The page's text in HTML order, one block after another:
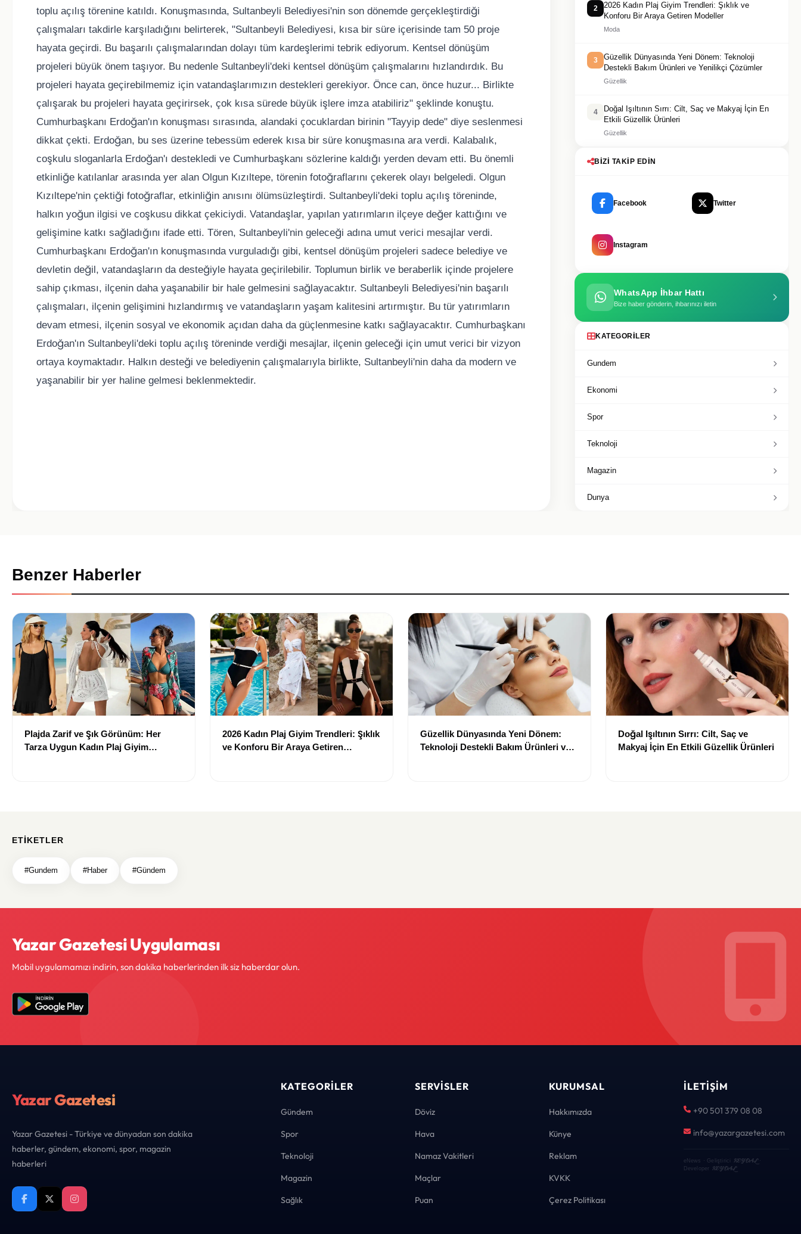
toplu açılış törenine katıldı. Konuşmasında, Sultanbeyli Belediyesi'nin son dönemde gerçekleştirdiği
çalışmaları takdirle karşıladığını belirterek, "Sultanbeyli Belediyesi, kısa bir süre içerisinde tam 50 proje
hayata geçirdi. Bu başarılı çalışmalarından dolayı tüm kardeşlerimi tebrik ediyorum. Kentsel dönüşüm
projeleri büyük önem taşıyor. Bu nedenle Sultanbeyli'deki kentsel dönüşüm çalışmalarını hızlandırdık. Bu
projeleri hayata geçirebilmemiz için vatandaşlarımızın destekleri gerekiyor. Önce can, önce huzur... Birlikte
çalışarak bu projeleri hayata geçirirsek, çok kısa sürede büyük işlere imza atabiliriz" şeklinde konuştu.
Cumhurbaşkanı Erdoğan'ın konuşması sırasında, alandaki çocuklardan birinin "Tayyip dede" diye seslenmesi
dikkat çekti. Erdoğan, bu ses üzerine tebessüm ederek kısa bir süre konuşmasına ara verdi. Kalabalık,
coşkulu sloganlarla Erdoğan'ı destekledi ve Cumhurbaşkanı sözlerine kaldığı yerden devam etti. Bu önemli
etkinliğe katılanlar arasında yer alan Olgun Kızıltepe, törenin fotoğraflarını çekerek olayı belgeledi. Olgun
Kızıltepe'nin çektiği fotoğraflar, etkinliğin anısını ölümsüzleştirdi. Sultanbeyli'deki toplu açılış töreninde,
halkın yoğun ilgisi ve coşkusu dikkat çekiciydi. Vatandaşlar, yapılan yatırımların ilçeye değer kattığını ve
gelişimine katkı sağladığını ifade etti. Tören, Sultanbeyli'nin geleceği adına umut verici mesajlar verdi.
Cumhurbaşkanı Erdoğan'ın konuşmasında vurguladığı gibi, kentsel dönüşüm projeleri sadece belediye ve
devletin değil, vatandaşların da desteğiyle hayata geçirilebilir. Toplumun birlik ve beraberlik içinde projelere
sahip çıkması, ilçenin daha yaşanabilir bir hale gelmesini sağlayacaktır. Sultanbeyli Belediyesi'nin başarılı
çalışmaları, ilçenin gelişimini hızlandırmış ve vatandaşların yaşam kalitesini artırmıştır. Bu tür yatırımların
devam etmesi, ilçenin sosyal ve ekonomik açıdan daha da güçlenmesine katkı sağlayacaktır. Cumhurbaşkanı
Erdoğan'ın Sultanbeyli'deki toplu açılış töreninde verdiği mesajlar, ilçenin geleceği için umut verici bir vizyon
ortaya koymaktadır. Halkın desteği ve belediyenin çalışmalarıyla birlikte, Sultanbeyli'nin daha da modern ve
yaşanabilir bir yer haline gelmesi beklenmektedir.
2
2026 Kadın Plaj Giyim Trendleri: Şıklık ve
Konforu Bir Araya Getiren Modeller
Moda
3
Güzellik Dünyasında Yeni Dönem: Teknoloji
Destekli Bakım Ürünleri ve Yenilikçi Çözümler
Güzellik
4
Doğal Işıltının Sırrı: Cilt, Saç ve Makyaj İçin En
Etkili Güzellik Ürünleri
Güzellik
BIZI TAKIP EDIN
Facebook Twitter
Instagram
WhatsApp İhbar Hattı
Bize haber gönderin, ihbarınızı iletin
KATEGORILER
Gundem
Ekonomi
Spor
Teknoloji
Magazin
Dunya
Benzer Haberler
Plajda Zarif ve Şık Görünüm: Her
Tarza Uygun Kadın Plaj Giyim
2026 Kadın Plaj Giyim Trendleri: Şıklık
ve Konforu Bir Araya Getiren
Güzellik Dünyasında Yeni Dönem:
Teknoloji Destekli Bakım Ürünleri ve
Doğal Işıltının Sırrı: Cilt, Saç ve
Makyaj İçin En Etkili Güzellik Ürünleri
ETIKETLER
#Gundem #Haber #Gündem
Yazar Gazetesi Uygulaması
Mobil uygulamamızı indirin, son dakika haberlerinden ilk siz haberdar olun.
Yazar Gazetesi
Yazar Gazetesi - Türkiye ve dünyadan son dakika
haberler, gündem, ekonomi, spor, magazin
haberleri
KATEGORILER
Gündem
Spor
Teknoloji
Magazin
Sağlık
SERVISLER
Döviz
Hava
Namaz Vakitleri
Maçlar
Puan
KURUMSAL
Hakkımızda
Künye
Reklam
KVKK
Çerez Politikası
İLETIŞIM
+90 501 379 08 08
info@yazargazetesi.com
eNews · Geliştirici KEYDAL·
Developer KEYDAL